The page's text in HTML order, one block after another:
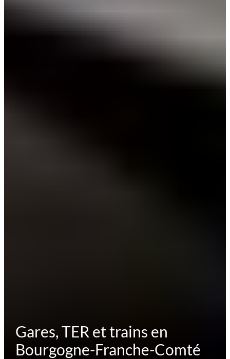
Gares, TER et trains en
Bourgogne-Franche-Comté